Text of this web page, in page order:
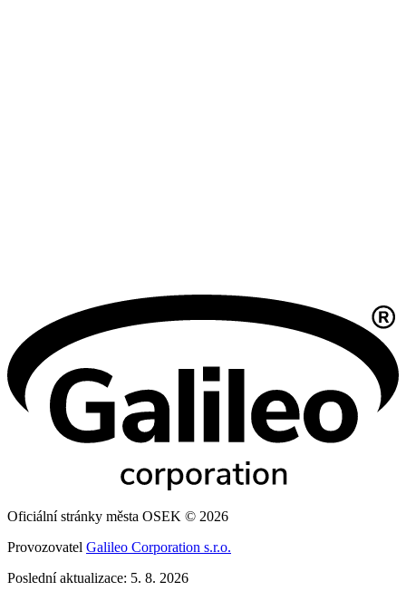
Oficiální stránky města OSEK © 2026
Provozovatel Galileo Corporation s.r.o.
Poslední aktualizace: 5. 8. 2026